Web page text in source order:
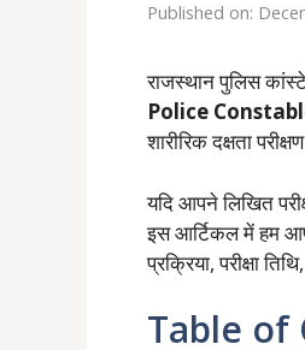
Published on:
राजस्थान पुलिस
Police
शारीरिक दक्षता
यदि आपने लिखित
इस आर्टिकल में हम
प्रक्रिया, परीक्षा
Table of